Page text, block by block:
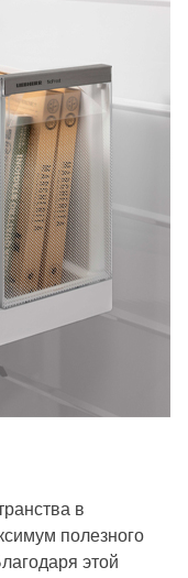
в
полезного
этой